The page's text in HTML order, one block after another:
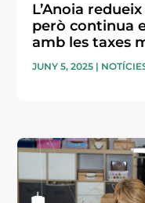
L’Anoia
però continua
amb les taxes
JUNY 5, 2025 |